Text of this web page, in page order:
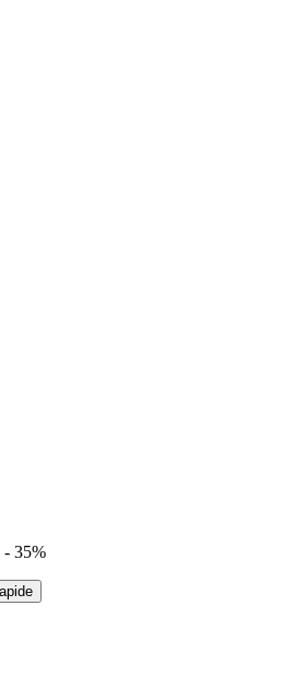
- 35%